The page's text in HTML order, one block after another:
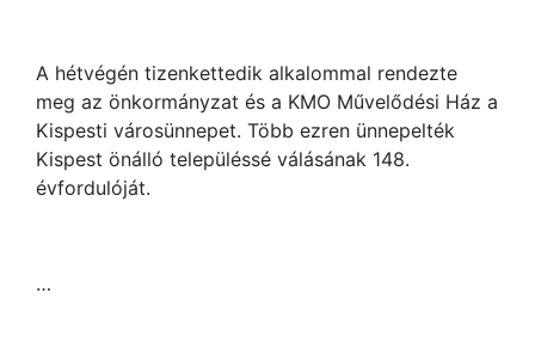
A hétvégén tizenkettedik alkalommal rendezte
meg az önkormányzat és a KMO Művelődési Ház a
Kispesti városünnepet. Több ezren ünnepelték
Kispest önálló településsé válásának 148.
évfordulóját.
…